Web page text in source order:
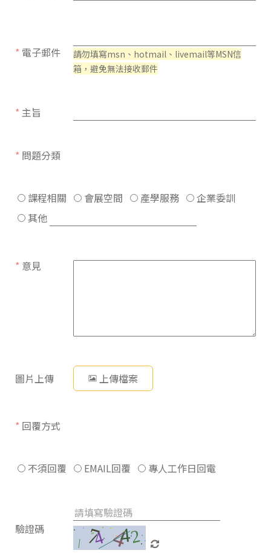
* 電子郵件
請勿填寫msn、hotmail、livemail等MSN信
箱，避免無法接收郵件
* 主旨
* 問題分類
課程相關 會展空間 產學服務
企業委訓
其他
* 意見
圖片上傳 上傳檔案
* 回覆方式
不須回覆 EMAIL回覆 專人工作日回電
驗證碼